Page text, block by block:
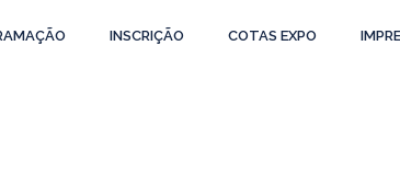
INSCRIÇÃO COTAS EXPO